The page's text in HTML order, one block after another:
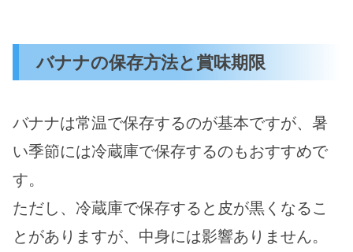
バナナの保存方法と賞味期限
バナナは常温で保存するのが基本ですが、暑
い季節には冷蔵庫で保存するのもおすすめで
す。
ただし、冷蔵庫で保存すると皮が黒くなるこ
とがありますが、中身には影響ありません。